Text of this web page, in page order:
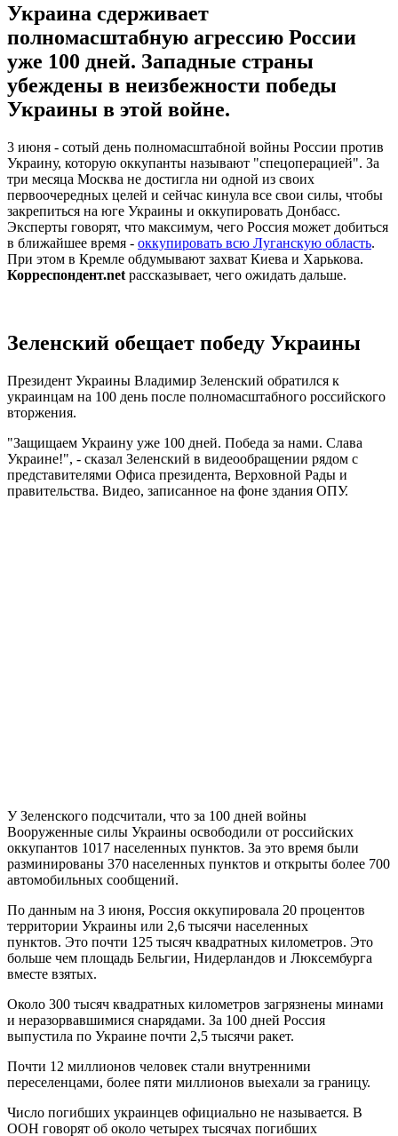
Украина сдерживает
полномасштабную агрессию России
уже 100 дней. Западные страны
убеждены в неизбежности победы
Украины в этой войне.
3 июня - сотый день полномасштабной войны России против
Украину, которую оккупанты называют "спецоперацией". За
три месяца Москва не достигла ни одной из своих
первоочередных целей и сейчас кинула все свои силы, чтобы
закрепиться на юге Украины и оккупировать Донбасс.
Эксперты говорят, что максимум, чего Россия может добиться
в ближайшее время - оккупировать всю Луганскую область.
При этом в Кремле обдумывают захват Киева и Харькова.
Корреспондент.net рассказывает, чего ожидать дальше.
Зеленский обещает победу Украины
Президент Украины Владимир Зеленский обратился к
украинцам на 100 день после полномасштабного российского
вторжения.
"Защищаем Украину уже 100 дней. Победа за нами. Слава
Украине!", - сказал Зеленский в видеообращении рядом с
представителями Офиса президента, Верховной Рады и
правительства. Видео, записанное на фоне здания ОПУ.
У Зеленского подсчитали, что за 100 дней войны
Вооруженные силы Украины освободили от российских
оккупантов 1017 населенных пунктов. За это время были
разминированы 370 населенных пунктов и открыты более 700
автомобильных сообщений.
По данным на 3 июня, Россия оккупировала 20 процентов
территории Украины или 2,6 тысячи населенных
пунктов. Это почти 125 тысяч квадратных километров. Это
больше чем площадь Бельгии, Нидерландов и Люксембурга
вместе взятых.
Около 300 тысяч квадратных километров загрязнены минами
и неразорвавшимися снарядами. За 100 дней Россия
выпустила по Украине почти 2,5 тысячи ракет.
Почти 12 миллионов человек стали внутренними
переселенцами, более пяти миллионов выехали за границу.
Число погибших украинцев официально не называется. В
ООН говорят об около четырех тысячах погибших